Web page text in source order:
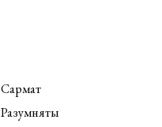
Сармат
Разумняты